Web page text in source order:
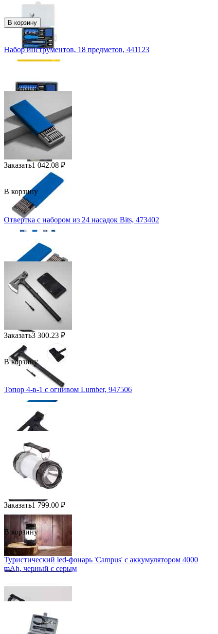
В корзину
Набор инструментов, 18 предметов, 441123
Заказать1 042.08 ₽
В корзину
Отвертка с набором из 24 насадок Bits, 473402
Заказать3 300.23 ₽
В корзину
Топор 4-в-1 с огнивом Lumber, 947506
Заказать1 799.00 ₽
В корзину
Туристический led-фонарь 'Campus' с аккумулятором 4000
mAh, черный с серым